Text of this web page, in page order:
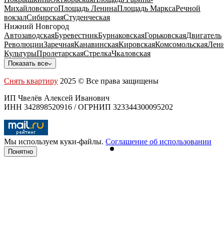
МихайловскогоПлощадь ЛенинаПлощадь МарксаРечной
вокзалСибирскаяСтуденческая
Нижний Новгород
АвтозаводскаяБуревестникБурнаковскаяГорьковскаяДвигатель
РеволюцииЗаречнаяКанавинскаяКировскаяКомсомольская
КультурыПролетарскаяСтрелкаЧкаловская
Показать все
Снять квартиру 2025 © Все права защищены
ИП Чвелёв Алексей Иванович
ИНН 342898520916 / ОГРНИП 323344300095202
Мы используем куки-файлы. Соглашение об использовании
Понятно